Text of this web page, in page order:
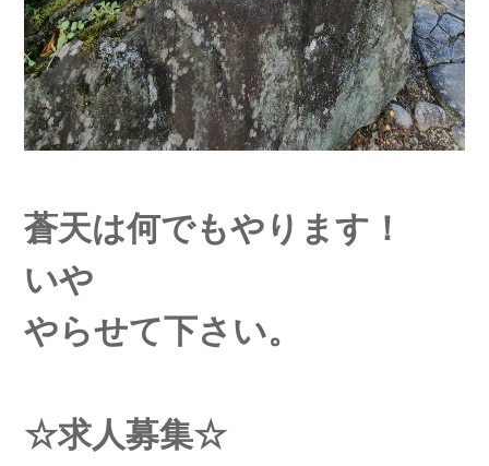
蒼天は何でもやります！
いや
やらせて下さい。
☆求人募集☆